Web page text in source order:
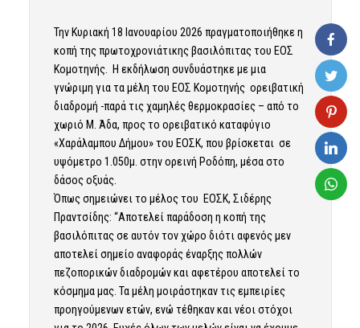
Την Κυριακή 18 Ιανουαρίου 2026 πραγματοποιήθηκε η
κοπή της πρωτοχρονιάτικης βασιλόπιτας του ΕΟΣ
Κομοτηνής. Η εκδήλωση συνδυάστηκε με μια
γνώριμη για τα μέλη του ΕΟΣ Κομοτηνής ορειβατική
διαδρομή -παρά τις χαμηλές θερμοκρασίες – από το
χωριό Μ. Άδα, προς το ορειβατικό καταφύγιο
«Χαράλαμπου Δήμου» του ΕΟΣΚ, που βρίσκεται σε
υψόμετρο 1.050μ. στην ορεινή Ροδόπη, μέσα στο
δάσος οξυάς.
Όπως σημειώνει το μέλος του ΕΟΣΚ, Σιδέρης
Πραντσίδης: “Αποτελεί παράδοση η κοπή της
βασιλόπιτας σε αυτόν τον χώρο διότι αφενός μεν
αποτελεί σημείο αναφοράς έναρξης πολλών
πεζοπορικών διαδρομών και αφετέρου αποτελεί το
κόσμημα μας. Τα μέλη μοιράστηκαν τις εμπειρίες
προηγούμενων ετών, ενώ τέθηκαν και νέοι στόχοι